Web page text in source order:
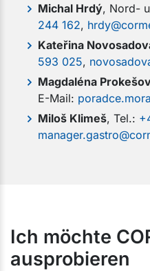
Michal Hrdý, Nord-
244 162,
Kateřina
593 025,
Magdaléna
E-Mail:
Miloš Klimeš, Tel.:
Ich möchte
ausprobieren